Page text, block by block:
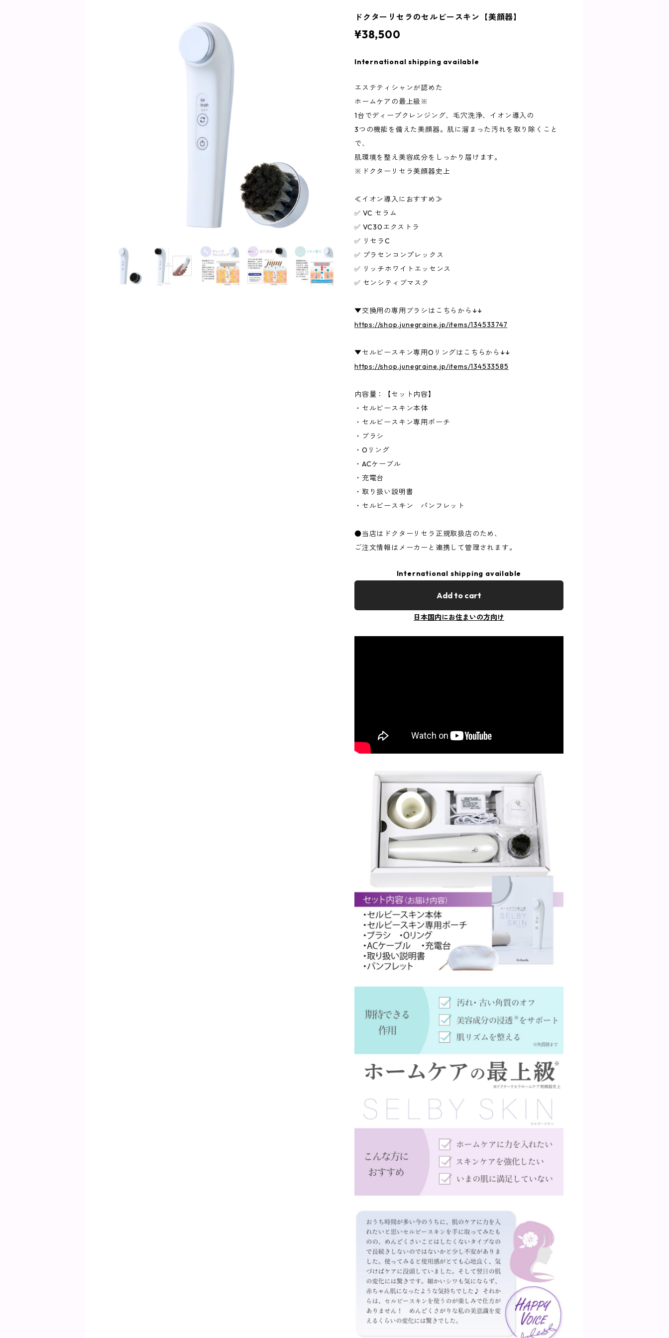
ドクターリセラのセルビースキン【美顔器】
¥38,500
International shipping available
エステティシャンが認めた
ホームケアの最上級※
1台でディープクレンジング、毛穴洗浄、イオン導入の
3つの機能を備えた美顔器。肌に溜まった汚れを取り除くこと
で、
肌環境を整え美容成分をしっかり届けます。
※ドクターリセラ美顔器史上
≪イオン導入におすすめ≫
✅ VC セラム
✅ VC30エクストラ
✅ リセラC
✅ プラセンコンプレックス
✅ リッチホワイトエッセンス
✅ センシティブマスク
▼交換用の専用ブラシはこちらから↓↓
https://shop.junegraine.jp/items/134533747
▼セルビースキン専用Oリングはこちらから↓↓
https://shop.junegraine.jp/items/134533585
内容量：【セット内容】
・セルビースキン本体
・セルビースキン専用ポーチ
・ブラシ
・Oリング
・ACケーブル
・充電台
・取り扱い説明書
・セルビースキン パンフレット
●当店はドクターリセラ正規取扱店のため、
ご注文情報はメーカーと連携して管理されます。
International shipping available
Add to cart
日本国内にお住まいの方向け